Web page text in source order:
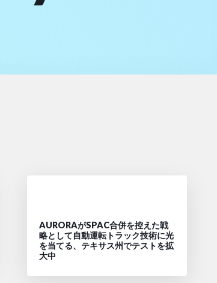
AURORAがSPAC合併を控えた戦
略として自動運転トラック技術に光
を当てる、テキサス州でテストを拡
大中